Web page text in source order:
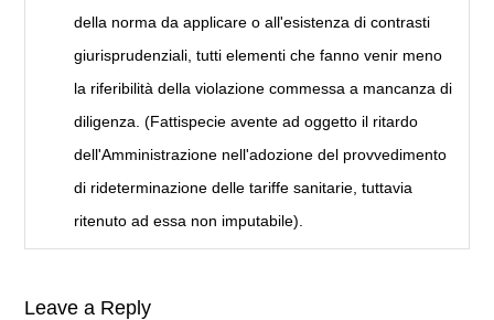
della norma da applicare o all'esistenza di contrasti
giurisprudenziali, tutti elementi che fanno venir meno
la riferibilità della violazione commessa a mancanza di
diligenza. (Fattispecie avente ad oggetto il ritardo
dell'Amministrazione nell'adozione del provvedimento
di rideterminazione delle tariffe sanitarie, tuttavia
ritenuto ad essa non imputabile).
Leave a Reply